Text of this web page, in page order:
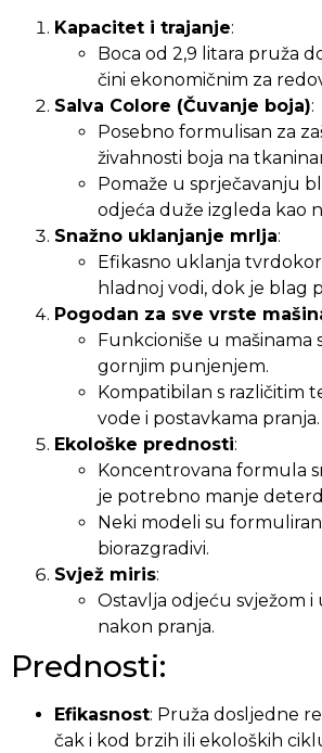
Kapacitet i trajanje:
Boca od 2,9 litara pruža
čini ekonomičnim za
Salva Colore (Čuvanje boja):
Posebno formulisan za
živahnosti boja na
Pomaže u sprječavanju
odjeća duže izgleda kao
Snažno uklanjanje mrlja:
Efikasno uklanja
hladnoj vodi, dok je blag
Pogodan za sve vrste
Funkcioniše u mašinama
gornjim punjenjem.
Kompatibilan s različitim
vode i postavkama pranja.
Ekološke prednosti:
Koncentrovana formula
je potrebno manje
Neki modeli su
biorazgradivi.
Svjež miris:
Ostavlja odjeću svježom i
nakon pranja.
Prednosti:
Efikasnost: Pruža dosljedne
čak i kod brzih ili ekoloških